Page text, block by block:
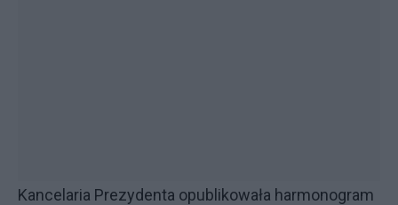
Kancelaria Prezydenta opublikowała harmonogram